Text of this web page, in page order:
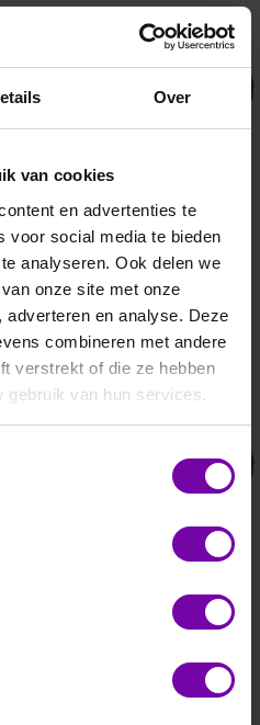
Over
van cookies
en advertenties te
voor social media te bieden
analyseren. Ook delen we
onze site met onze
en analyse. Deze
combineren met andere
verstrekt of die ze hebben
gebruik van hun services.
APOGEE
APOGEE